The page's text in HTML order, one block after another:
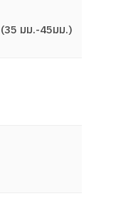
มม.-45มม.)